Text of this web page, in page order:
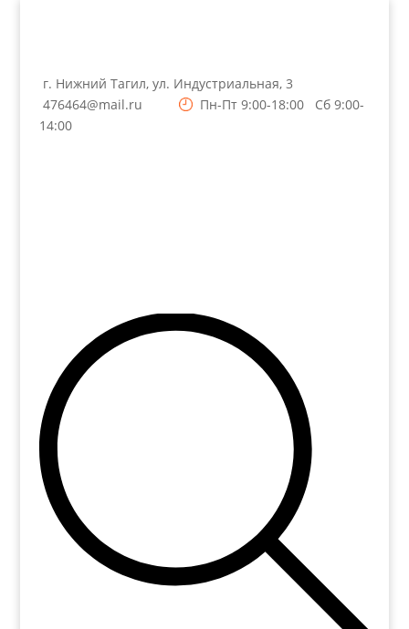
г. Нижний Тагил, ул. Индустриальная, 3
476464@mail.ru
Пн-Пт 9:00-18:00 Сб 9:00-
14:00